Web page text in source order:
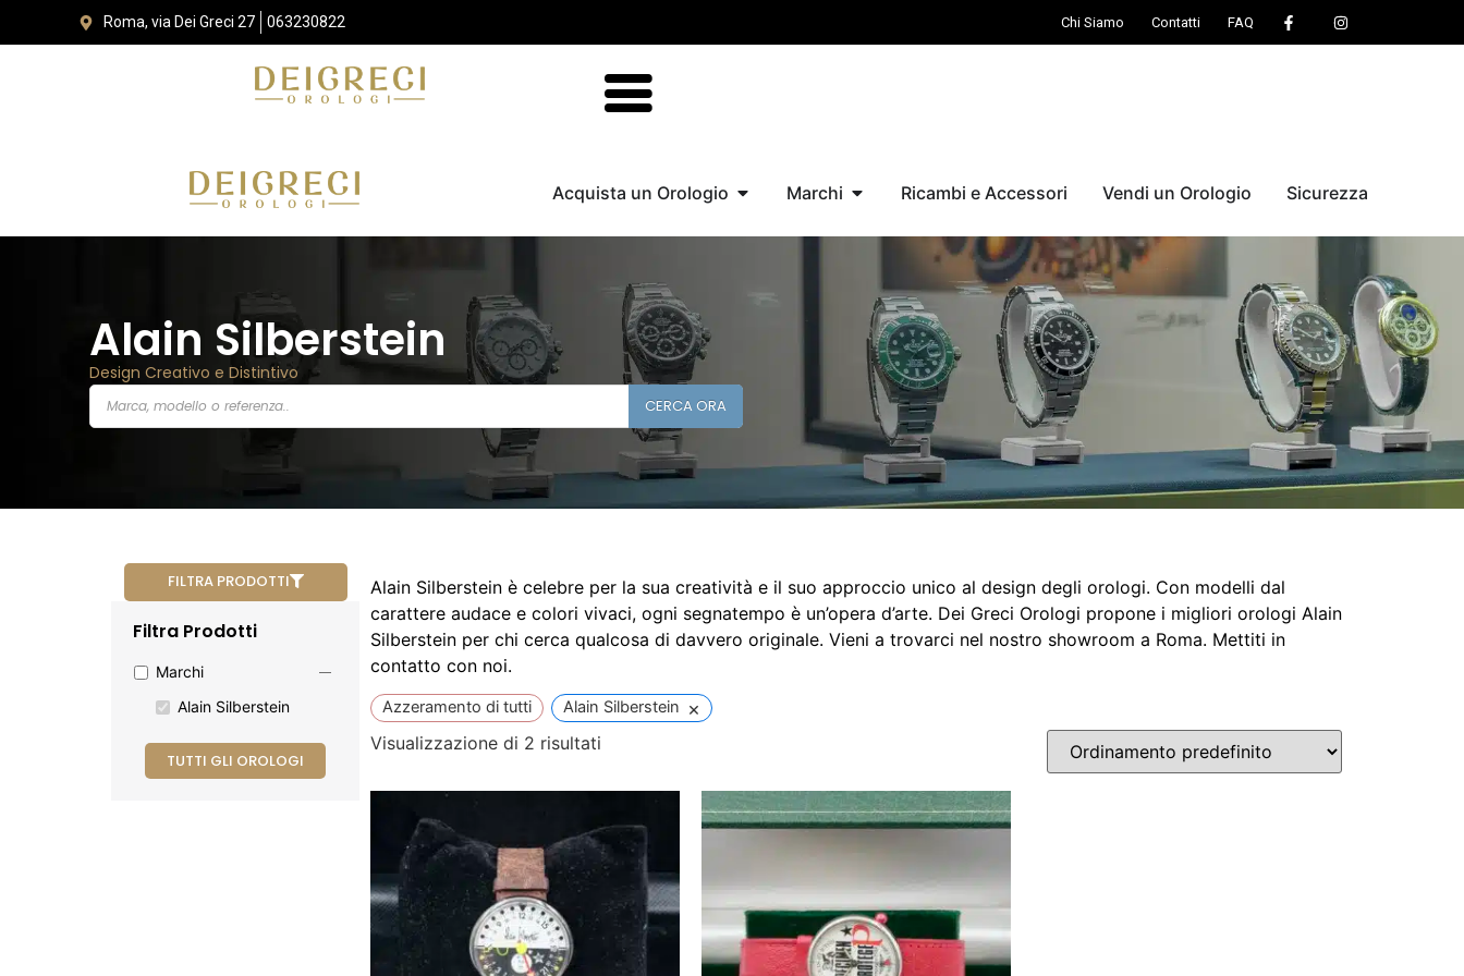
Roma, via Dei Greci 27 063230822 Chi Siamo Contatti FAQ
Acquista un Orologio Marchi Ricambi e Accessori Vendi un Orologio Sicurezza
Alain Silberstein
Design Creativo e Distintivo
CERCA ORA
FILTRA PRODOTTI
Filtra Prodotti
Marchi
Alain Silberstein
TUTTI GLI OROLOGI
Alain Silberstein è celebre per la sua creatività e il suo approccio unico al design degli orologi. Con modelli dal
carattere audace e colori vivaci, ogni segnatempo è un’opera d’arte. Dei Greci Orologi propone i migliori orologi Alain
Silberstein per chi cerca qualcosa di davvero originale. Vieni a trovarci nel nostro showroom a Roma. Mettiti in
contatto con noi.
Azzeramento di tutti Alain Silberstein ×
Visualizzazione di 2 risultati